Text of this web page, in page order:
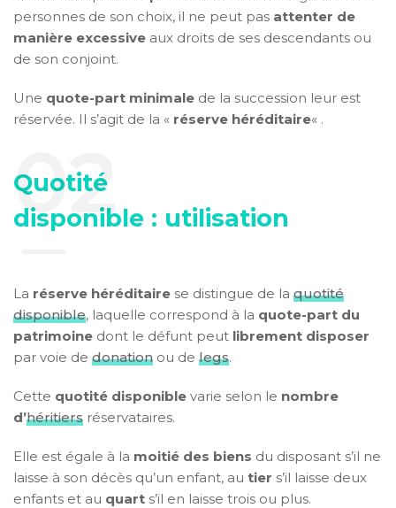
personnes de son choix, il ne peut pas attenter de
manière excessive aux droits de ses descendants ou
de son conjoint.
Une quote-part minimale de la succession leur est
réservée. Il s’agit de la « réserve héréditaire« .
Quotité
disponible : utilisation
La réserve héréditaire se distingue de la quotité
disponible, laquelle correspond à la quote-part du
patrimoine dont le défunt peut librement disposer
par voie de donation ou de legs.
Cette quotité disponible varie selon le nombre
d’héritiers réservataires.
Elle est égale à la moitié des biens du disposant s’il ne
laisse à son décès qu’un enfant, au tier s’il laisse deux
enfants et au quart s’il en laisse trois ou plus.